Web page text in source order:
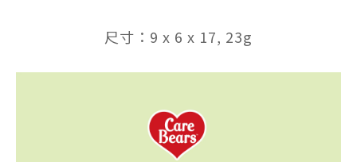
尺寸：9 x 6 x 17, 23g